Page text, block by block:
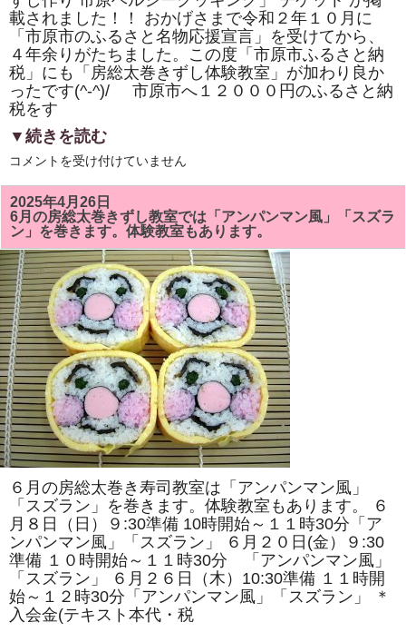
き
ま
し
た！！
は
載されました！！ おかげさまで令和２年１０月に
「市原市のふるさと名物応援宣言」を受けてから、
４年余りがたちました。この度「市原市ふるさと納
税」にも「房総太巻きずし体験教室」が加わり良か
ったです(^-^)/ 市原市へ１２０００円のふるさと納
税をす
▼続きを読む
市
市
「ふ
る
さ
と
納
税」
に
「株
式
会
社
サ
ン
パ
ー
ク・
市
原
ヘ
ル
シ
ー
ク
ッ
キ
ン
グ・
房
総
太
巻
き
寿
司
コメントを受け付けていません
2025年4月26日
6月の房総太巻きずし教室では「アンパンマン風」「スズラ
ン」を巻きます。体験教室もあります。
６月の房総太巻き寿司教室は「アンパンマン風」
「スズラン」を巻きます。体験教室もあります。 ６
月８日（日）９:30準備 10時開始～１１時30分「ア
ンパンマン風」「スズラン」 ６月２０日(金）９:30
準備 １０時開始～１１時30分 「アンパンマン風」
「スズラン」 ６月２６日（木）10:30準備 １１時開
始～１２時30分「アンパンマン風」「スズラン」 ＊
入会金(テキスト本代・税